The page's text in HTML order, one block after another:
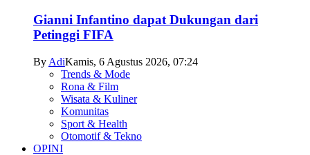
Gianni Infantino dapat Dukungan dari
Petinggi FIFA
By AdiKamis, 6 Agustus 2026, 07:24
Trends & Mode
Rona & Film
Wisata & Kuliner
Komunitas
Sport & Health
Otomotif & Tekno
OPINI